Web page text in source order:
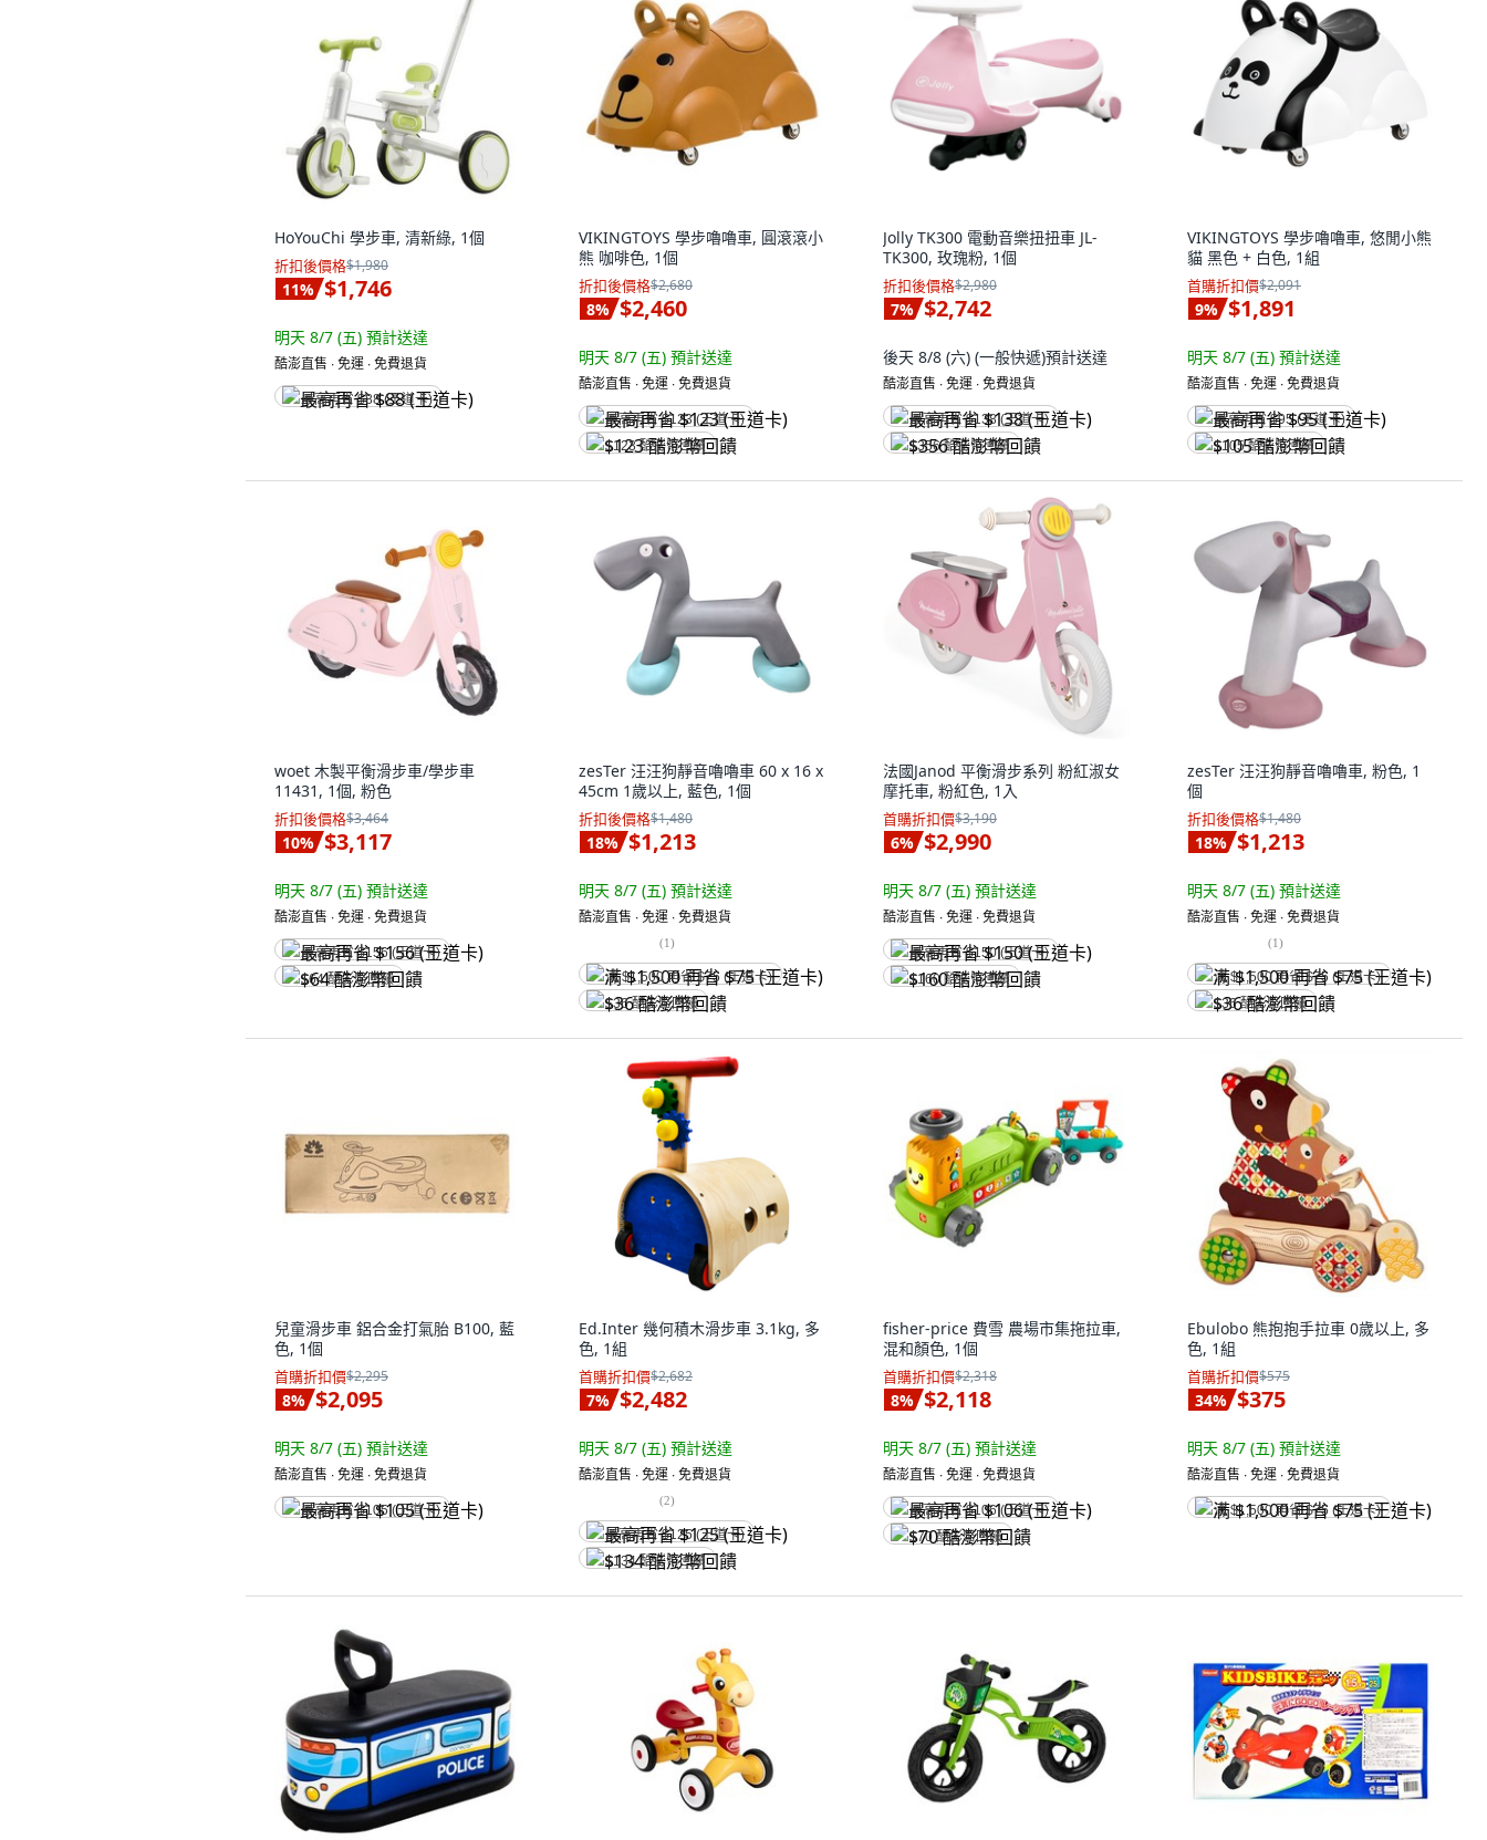
HoYouChi 學步車, 清新綠, 1個
折扣後價格$1,980
11% $1,746
明天 8/7 (五) 預計送達
酷澎直售 ∙ 免運 ∙ 免費退貨
最高再省 $88 (王道卡)
VIKINGTOYS 學步嚕嚕車, 圓滾滾小
熊 咖啡色, 1個
折扣後價格$2,680
8% $2,460
明天 8/7 (五) 預計送達
酷澎直售 ∙ 免運 ∙ 免費退貨
最高再省 $123 (王道卡)
$123 酷澎幣回饋
Jolly TK300 電動音樂扭扭車 JL-
TK300, 玫瑰粉, 1個
折扣後價格$2,980
7% $2,742
後天 8/8 (六) (一般快遞)預計送達
酷澎直售 ∙ 免運 ∙ 免費退貨
最高再省 $138 (王道卡)
$356 酷澎幣回饋
VIKINGTOYS 學步嚕嚕車, 悠閒小熊
貓 黑色 + 白色, 1組
首購折扣價$2,091
9% $1,891
明天 8/7 (五) 預計送達
酷澎直售 ∙ 免運 ∙ 免費退貨
最高再省 $95 (王道卡)
$105 酷澎幣回饋
woet 木製平衡滑步車/學步車
11431, 1個, 粉色
折扣後價格$3,464
10% $3,117
明天 8/7 (五) 預計送達
酷澎直售 ∙ 免運 ∙ 免費退貨
最高再省 $156 (王道卡)
$64 酷澎幣回饋
zesTer 汪汪狗靜音嚕嚕車 60 x 16 x
45cm 1歲以上, 藍色, 1個
折扣後價格$1,480
18% $1,213
明天 8/7 (五) 預計送達
酷澎直售 ∙ 免運 ∙ 免費退貨
(1)
满 $1,500 再省 $75 (王道卡)
$36 酷澎幣回饋
法國Janod 平衡滑步系列 粉紅淑女
摩托車, 粉紅色, 1入
首購折扣價$3,190
6% $2,990
明天 8/7 (五) 預計送達
酷澎直售 ∙ 免運 ∙ 免費退貨
最高再省 $150 (王道卡)
$160 酷澎幣回饋
zesTer 汪汪狗靜音嚕嚕車, 粉色, 1
個
折扣後價格$1,480
18% $1,213
明天 8/7 (五) 預計送達
酷澎直售 ∙ 免運 ∙ 免費退貨
(1)
满 $1,500 再省 $75 (王道卡)
$36 酷澎幣回饋
兒童滑步車 鋁合金打氣胎 B100, 藍
色, 1個
首購折扣價$2,295
8% $2,095
明天 8/7 (五) 預計送達
酷澎直售 ∙ 免運 ∙ 免費退貨
最高再省 $105 (王道卡)
Ed.Inter 幾何積木滑步車 3.1kg, 多
色, 1組
首購折扣價$2,682
7% $2,482
明天 8/7 (五) 預計送達
酷澎直售 ∙ 免運 ∙ 免費退貨
(2)
最高再省 $125 (王道卡)
$134 酷澎幣回饋
fisher-price 費雪 農場市集拖拉車,
混和顏色, 1個
首購折扣價$2,318
8% $2,118
明天 8/7 (五) 預計送達
酷澎直售 ∙ 免運 ∙ 免費退貨
最高再省 $106 (王道卡)
$70 酷澎幣回饋
Ebulobo 熊抱抱手拉車 0歲以上, 多
色, 1組
首購折扣價$575
34% $375
明天 8/7 (五) 預計送達
酷澎直售 ∙ 免運 ∙ 免費退貨
满 $1,500 再省 $75 (王道卡)